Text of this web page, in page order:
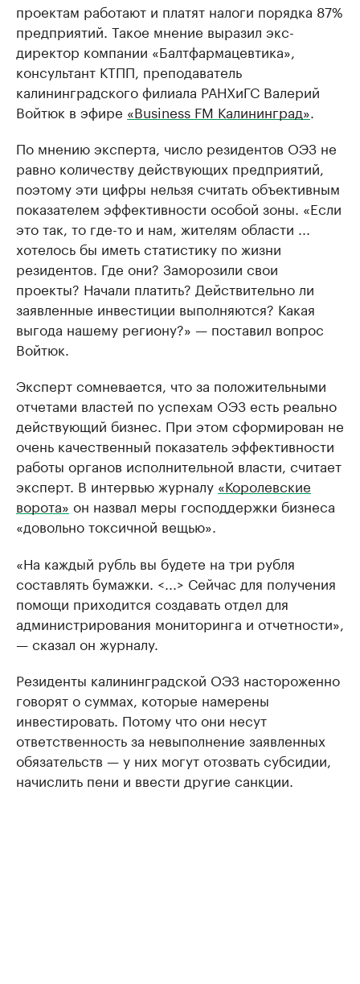
проектам работают и платят налоги порядка 87%
предприятий. Такое мнение выразил экс-
директор компании «Балтфармацевтика»,
консультант КТПП, преподаватель
калининградского филиала РАНХиГС Валерий
Войтюк в эфире «Business FM Калининград».
По мнению эксперта, число резидентов ОЭЗ не
равно количеству действующих предприятий,
поэтому эти цифры нельзя считать объективным
показателем эффективности особой зоны. «Если
это так, то где-то и нам, жителям области ...
хотелось бы иметь статистику по жизни
резидентов. Где они? Заморозили свои
проекты? Начали платить? Действительно ли
заявленные инвестиции выполняются? Какая
выгода нашему региону?» — поставил вопрос
Войтюк.
Эксперт сомневается, что за положительными
отчетами властей по успехам ОЭЗ есть реально
действующий бизнес. При этом сформирован не
очень качественный показатель эффективности
работы органов исполнительной власти, считает
эксперт. В интервью журналу «Королевские
ворота» он назвал меры господдержки бизнеса
«довольно токсичной вещью».
«На каждый рубль вы будете на три рубля
составлять бумажки. <...> Сейчас для получения
помощи приходится создавать отдел для
администрирования мониторинга и отчетности»,
— сказал он журналу.
Резиденты калининградской ОЭЗ настороженно
говорят о суммах, которые намерены
инвестировать. Потому что они несут
ответственность за невыполнение заявленных
обязательств — у них могут отозвать субсидии,
начислить пени и ввести другие санкции.